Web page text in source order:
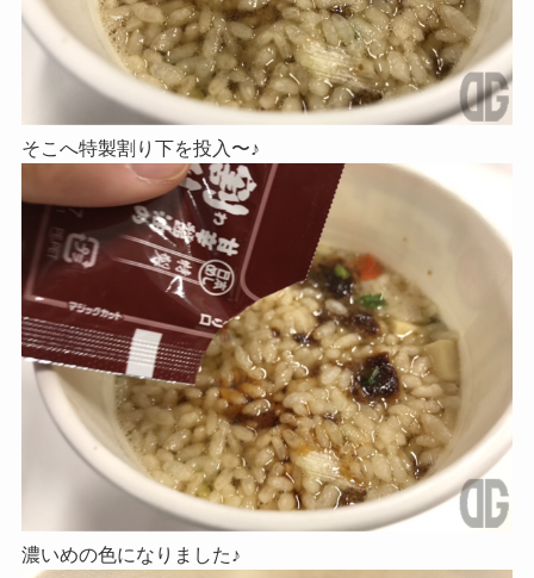
そこへ特製割り下を投入〜♪
濃いめの色になりました♪